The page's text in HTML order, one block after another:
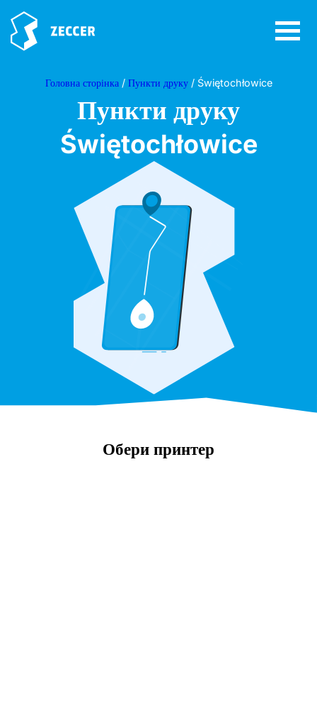
Головна сторінка/ Пункти друку/ Świętochłowice
Пункти друку
Świętochłowice
Обери принтер